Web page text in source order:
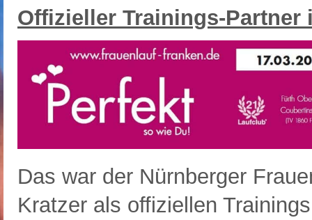
Offizieller Trainings-
Das war der Nürnberger
Kratzer als offiziellen